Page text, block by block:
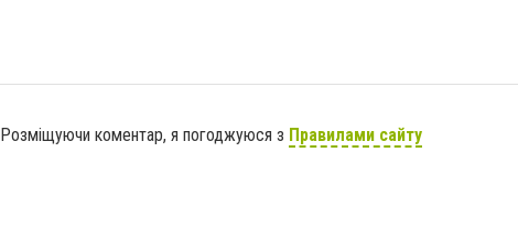
Розміщуючи коментар, я погоджуюся з Правилами сайту